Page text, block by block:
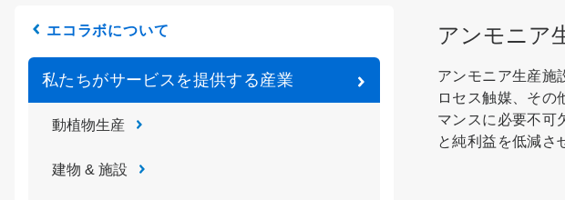
エコラボについて
私たちがサービスを提供する産業
動植物生産
建物 & 施設
アンモニア
アンモニア生産施
ロセス触媒、その
マンスに必要不可
と純利益を低減さ